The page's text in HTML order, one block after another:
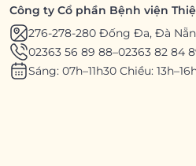
Công ty Cổ phần Bệnh viện
276-278-280 Đống Đa, Đà
02363 56 89 88–02363 82 84
Sáng: 07h–11h30 Chiều: